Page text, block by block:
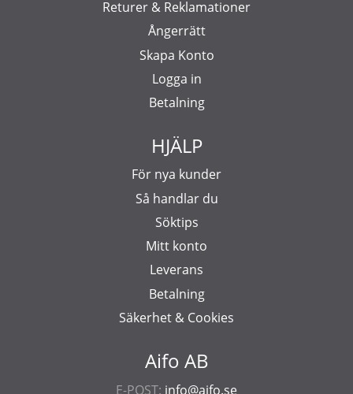
Aifo AB
E-POST: info@aifo.se
Returer & Reklamationer
Ångerrätt
Skapa Konto
Logga in
Betalning
HJÄLP
För nya kunder
Så handlar du
Söktips
Mitt konto
Leverans
Betalning
Säkerhet & Cookies